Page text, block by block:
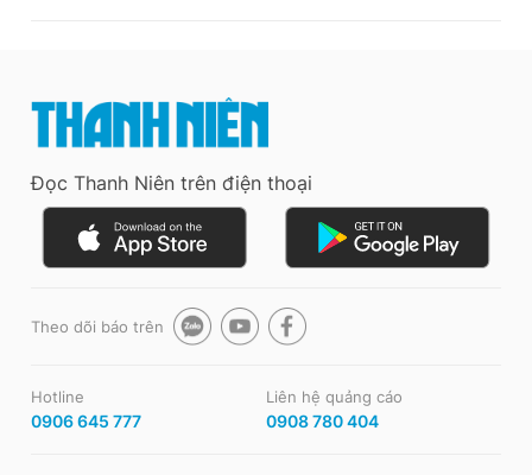
Đọc Thanh Niên trên điện thoại
Theo dõi báo trên
Hotline
0906 645 777
Liên hệ quảng cáo
0908 780 404